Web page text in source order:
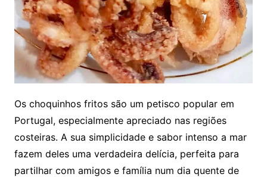
Os choquinhos fritos são um petisco popular em
Portugal, especialmente apreciado nas regiões
costeiras. A sua simplicidade e sabor intenso a mar
fazem deles uma verdadeira delícia, perfeita para
partilhar com amigos e família num dia quente de